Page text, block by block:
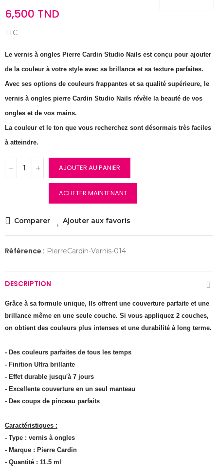
6,500 TND
TTC
Le vernis à ongles Pierre Cardin Studio Nails est conçu pour ajouter
de la couleur à votre style avec sa brillance et sa texture parfaites.
Avec ses options de couleurs frappantes et sa qualité supérieure, le
vernis à ongles pierre Cardin Studio Nails révèle la beauté de vos
ongles et de vos mains.
La couleur et le ton que vous recherchez sont désormais très faciles
à atteindre.
AJOUTER AU PANIER
ACHETER MAINTENANT
Comparer Ajouter aux favoris
Référence : PierreCardin-Vernis-014
DESCRIPTION
Grâce à sa formule unique, Ils offrent une couverture parfaite et une
brillance même en une seule couche. Si vous appliquez 2 couches,
on obtient des couleurs plus intenses et une durabilité à long terme.
- Des couleurs parfaites de tous les temps
- Finition Ultra brillante
- Effet durable jusqu'à 7 jours
- Excellente couverture en un seul manteau
- Des coups de pinceau parfaits
Caractéristiques :
- Type : vernis à ongles
- Marque : Pierre Cardin
- Quantité : 11.5 ml